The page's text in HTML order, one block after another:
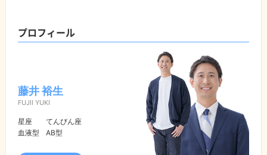
プロフィール
藤井 裕生
FUJII YUKI
星座
てんびん座
血液型
AB型